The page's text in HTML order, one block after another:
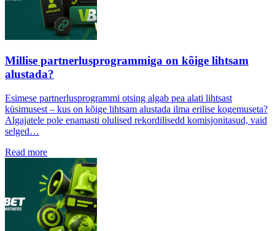
Millise partnerlusprogrammiga on kõige lihtsam
alustada?
Esimese partnerlusprogrammi otsing algab pea alati lihtsast
küsimusest – kus on kõige lihtsam alustada ilma erilise kogemuseta?
Algajatele pole enamasti olulised rekordilisedd komisjonitasud, vaid
selged…
Read more